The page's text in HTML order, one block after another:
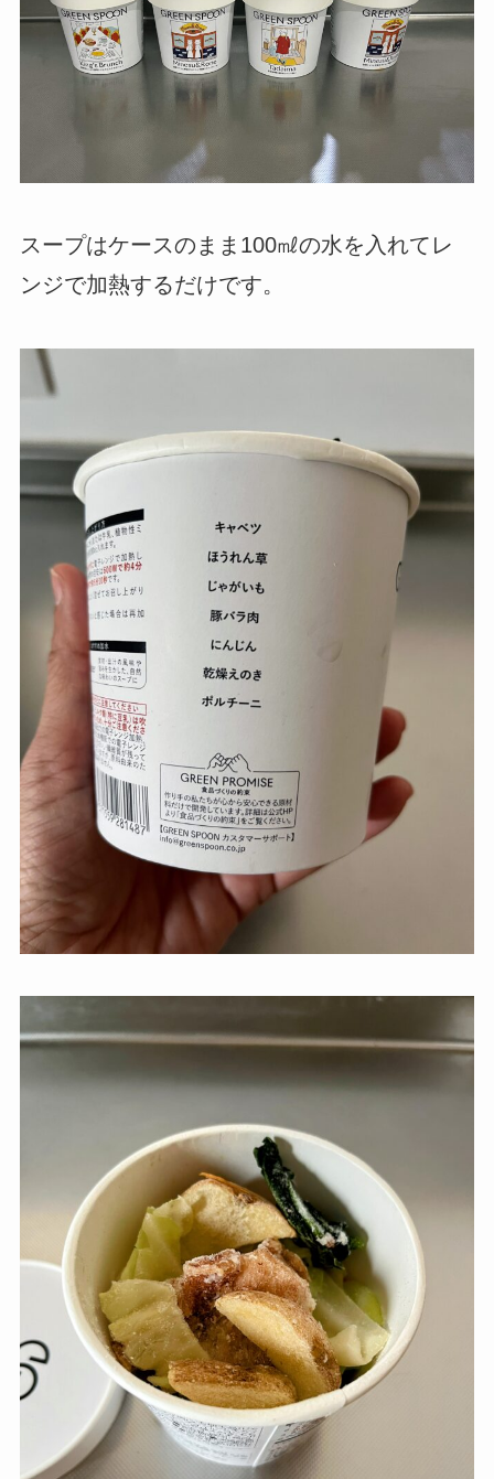
スープはケースのまま100㎖の水を入れてレ
ンジで加熱するだけです。